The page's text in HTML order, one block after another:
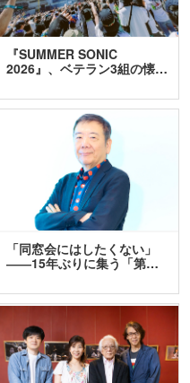
『SUMMER SONIC
2026』、ベテラン3組の懐…
「同窓会にはしたくない」
――15年ぶりに集う「第…